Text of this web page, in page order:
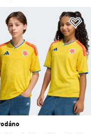
seznamu přání